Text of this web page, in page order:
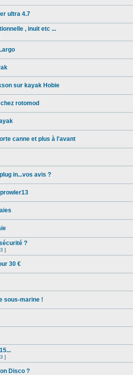
ultra 4.7
, inuit etc ...
sur kayak Hobie
rotomod
canne et plus à l'avant
in...vos avis ?
?
3 ]
30 €
sous-marine !
3 ]
Disco ?